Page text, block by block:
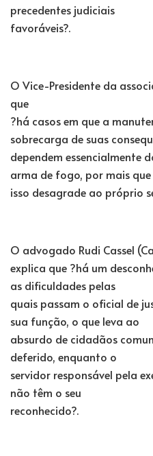
precedentes judiciais
favoráveis?.
O Vice-Presidente da
que
?há casos em que a
sobrecarga de suas
dependem essencialmente
arma de fogo, por mais que
isso desagrade ao próprio
O advogado Rudi Cassel
explica que ?há um
as dificuldades pelas
quais passam o oficial de
sua função, o que leva ao
absurdo de cidadãos
deferido, enquanto o
servidor responsável pela
não têm o seu
reconhecido?.